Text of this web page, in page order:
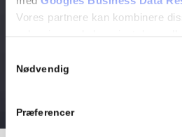
Vores partnere kan kombinere
Nødvendig
Præferencer